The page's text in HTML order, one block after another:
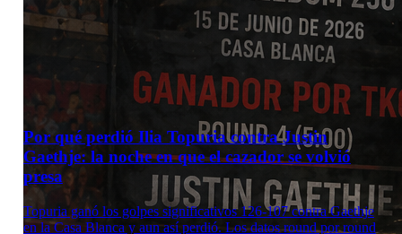
Por qué perdió Ilia Topuria contra Justin
Gaethje: la noche en que el cazador se volvió
presa
Topuria ganó los golpes significativos 126-107 contra Gaethje
en la Casa Blanca y aun así perdió. Los datos round por round